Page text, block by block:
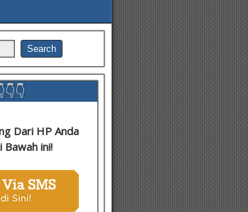
Dari HP Anda
Bawah ini!